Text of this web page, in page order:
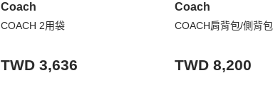
Coach
COACH 2用袋
TWD 3,636
Coach
COACH肩背包/側背包
TWD 8,200